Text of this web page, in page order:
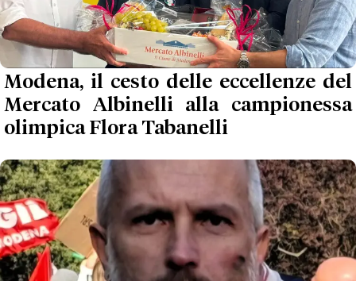
Modena, il cesto delle eccellenze del
Mercato Albinelli alla campionessa
olimpica Flora Tabanelli